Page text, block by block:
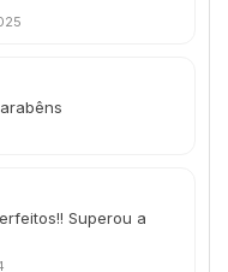
Superou a